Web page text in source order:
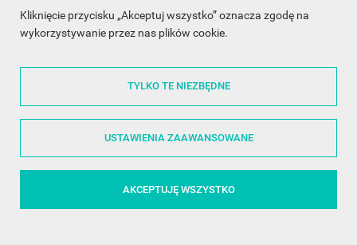
Kliknięcie przycisku „Akceptuj wszystko” oznacza zgodę na
wykorzystywanie przez nas plików cookie.
TYLKO TE NIEZBĘDNE
USTAWIENIA ZAAWANSOWANE
AKCEPTUJĘ WSZYSTKO
WSPÓŁPRACA
ŚLEDŹ NAS NA FACEBOOKU
Made with❤in Poland